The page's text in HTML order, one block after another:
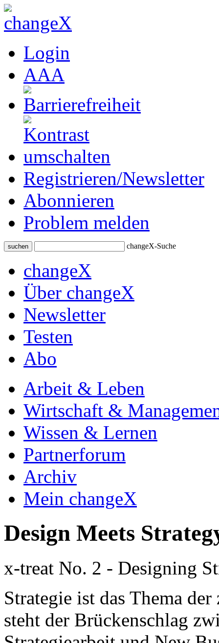
Login
AAA
Registrieren/Newsletter
Abonnieren
Problem melden
suchen changeX-Suche
changeX
Über changeX
Newsletter
Testen
Abo
Arbeit & Leben
Wirtschaft &
Wissen & Lernen
Partnerforum
Archiv
Mein changeX
Design Meets
x-treat No. 2 - Designing
Strategie ist das Thema
steht der Brückenschlag